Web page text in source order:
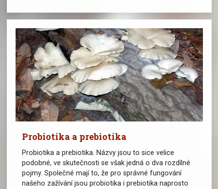
Probiotika a prebiotika
Probiotika a prebiotika. Názvy jsou to sice velice
podobné, ve skutečnosti se však jedná o dva rozdílné
pojmy. Společné mají to, že pro správné fungování
našeho zažívání jsou probiotika i prebiotika naprosto